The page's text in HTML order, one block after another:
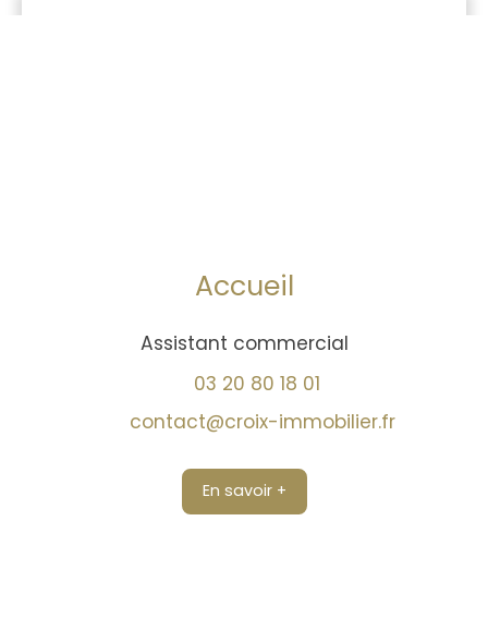
Accueil
Assistant commercial
03 20 80 18 01
contact@croix-immobilier.fr
En savoir +